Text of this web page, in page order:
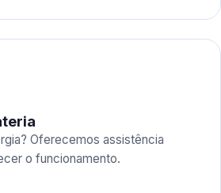
Oferecemos assistência
o funcionamento.